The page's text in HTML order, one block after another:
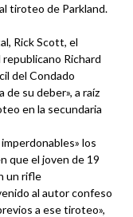
tiroteo de Parkland.
Rick Scott, el
Richard
del Condado
su deber», a raíz
en la secundaria
los
que el joven de 19
un rifle
al autor confeso
a ese tiroteo»,